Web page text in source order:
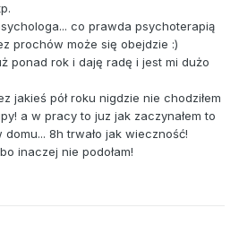
co prawda psychoterapią
prochów może się obejdzie :)
ponad rok i daję radę i jest mi dużo
jakieś pół roku nigdzie nie chodziłem
a w pracy to juz jak zaczynałem to
domu... 8h trwało jak wieczność!
inaczej nie podołam!